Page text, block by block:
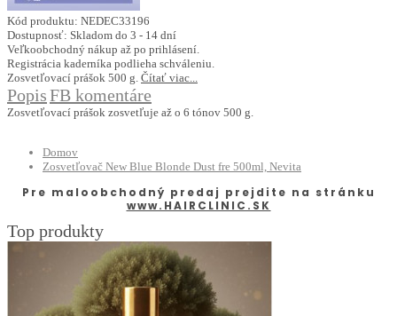
Kód produktu: NEDEC33196
Dostupnosť: Skladom do 3 - 14 dní
Veľkoobchodný nákup až po prihlásení.
Registrácia kaderníka podlieha schváleniu.
Zosvetľovací prášok 500 g. Čítať viac...
PopisFB komentáre
Zosvetľovací prášok zosvetľuje až o 6 tónov 500 g.
Domov
Zosvetľovač New Blue Blonde Dust fre 500ml, Nevita
Pre maloobchodný predaj prejdite na stránku
www.HAIRCLINIC.SK
Top produkty